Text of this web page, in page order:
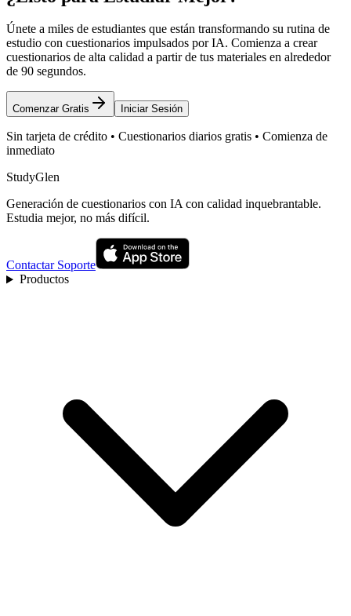
Únete a miles de estudiantes que están transformando su rutina de
estudio con cuestionarios impulsados por IA. Comienza a crear
cuestionarios de alta calidad a partir de tus materiales en alrededor
de 90 segundos.
Comenzar Gratis Iniciar Sesión
Sin tarjeta de crédito • Cuestionarios diarios gratis • Comienza de
inmediato
StudyGlen
Generación de cuestionarios con IA con calidad inquebrantable.
Estudia mejor, no más difícil.
Contactar Soporte
Productos